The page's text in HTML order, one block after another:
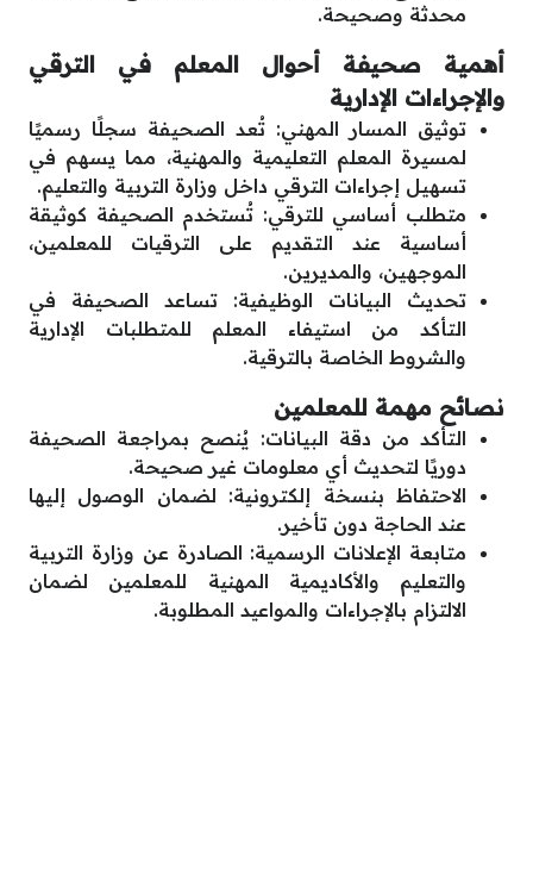
محدثة وصحيحة.
أهمية صحيفة أحوال المعلم في الترقي
والإجراءات الإدارية
توثيق المسار المهني: تُعد الصحيفة سجلًا رسميًا
لمسيرة المعلم التعليمية والمهنية، مما يسهم في
تسهيل إجراءات الترقي داخل وزارة التربية والتعليم.
متطلب أساسي للترقي: تُستخدم الصحيفة كوثيقة
أساسية عند التقديم على الترقيات للمعلمين،
الموجهين، والمديرين.
تحديث البيانات الوظيفية: تساعد الصحيفة في
التأكد من استيفاء المعلم للمتطلبات الإدارية
والشروط الخاصة بالترقية.
نصائح مهمة للمعلمين
التأكد من دقة البيانات: يُنصح بمراجعة الصحيفة
دوريًا لتحديث أي معلومات غير صحيحة.
الاحتفاظ بنسخة إلكترونية: لضمان الوصول إليها
عند الحاجة دون تأخير.
متابعة الإعلانات الرسمية: الصادرة عن وزارة التربية
والتعليم والأكاديمية المهنية للمعلمين لضمان
الالتزام بالإجراءات والمواعيد المطلوبة.